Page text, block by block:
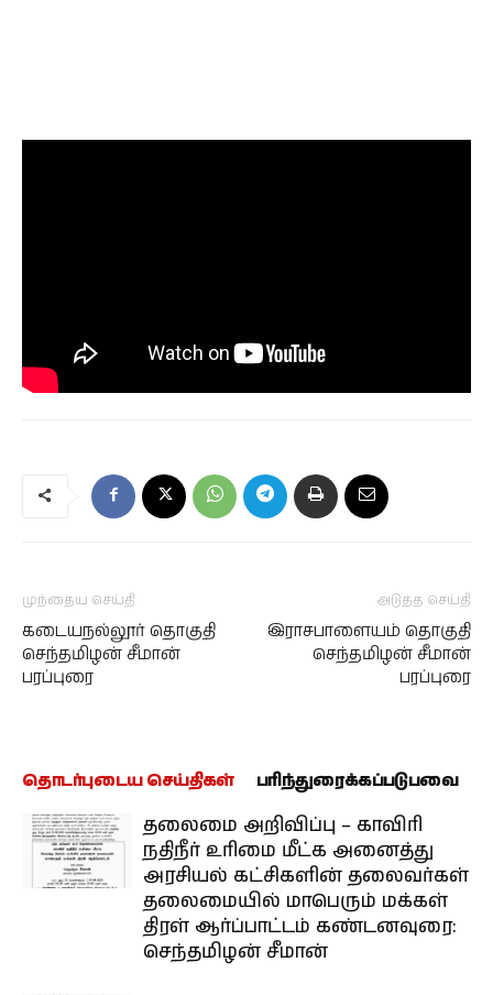
முந்தைய செய்தி
கடையநல்லூர் தொகுதி
செந்தமிழன் சீமான்
பரப்புரை
அடுத்த செய்தி
இராசபாளையம் தொகுதி
செந்தமிழன் சீமான்
பரப்புரை
தொடர்புடைய செய்திகள் பரிந்துரைக்கப்படுபவை
தலைமை அறிவிப்பு – காவிரி
நதிநீர் உரிமை மீட்க அனைத்து
அரசியல் கட்சிகளின் தலைவர்கள்
தலைமையில் மாபெரும் மக்கள்
திரள் ஆர்ப்பாட்டம் கண்டனவுரை:
செந்தமிழன் சீமான்